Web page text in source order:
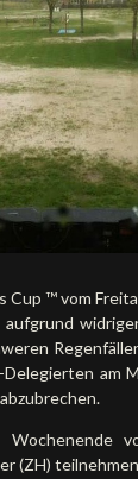
Cup ™ vom
aufgrund
am
(ZH)